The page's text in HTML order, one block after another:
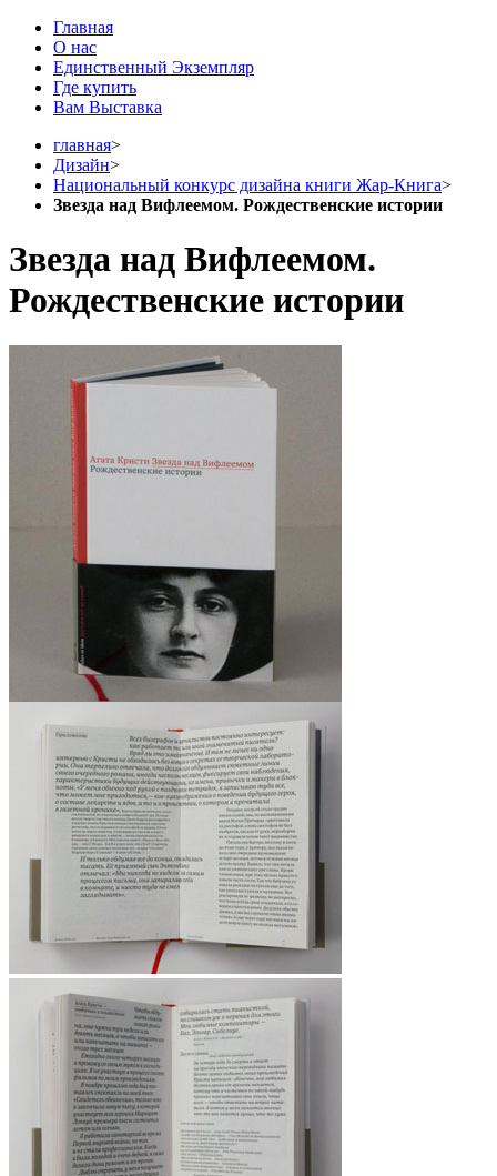
Главная
О нас
Единственный Экземпляр
Где купить
Вам Выставка
главная>
Дизайн>
Национальный конкурс дизайна книги Жар-Книга>
Звезда над Вифлеемом. Рождественские истории
Звезда над Вифлеемом.
Рождественские истории